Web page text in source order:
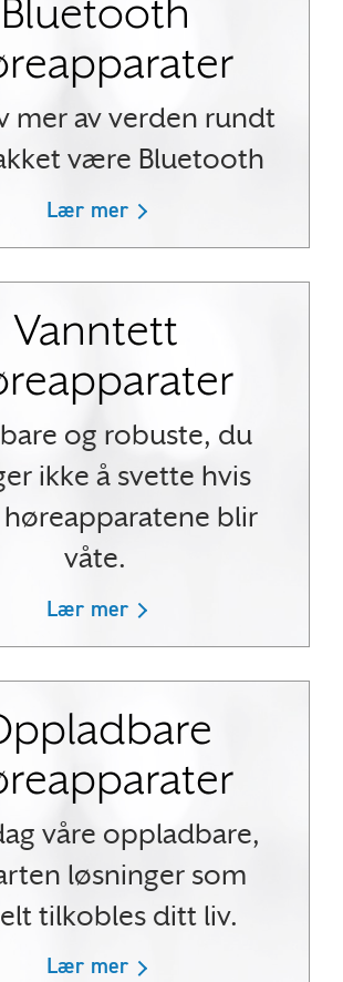
Bluetooth
mer av verden rundt
være Bluetooth
Lær mer
Vanntett
og robuste, du
ikke å svette hvis
høreapparatene blir
våte.
Lær mer
våre oppladbare,
løsninger som
tilkobles ditt liv.
Lær mer